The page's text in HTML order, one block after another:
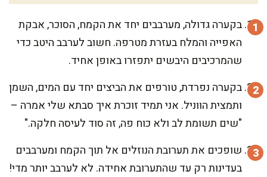
בקערה גדולה, מערבבים יחד את הקמח, הסוכר, אבקת
האפייה והמלח בעזרת מטרפה. חשוב לערבב היטב כדי
שהמרכיבים היבשים יתפזרו באופן אחיד.
בקערה נפרדת, טורפים את הביצים יחד עם המים, השמן
ותמצית הווניל. אני תמיד זוכרת איך סבתא שלי אמרה –
"שים תשומת לב ולא כוח פה, זה סוד לעיסה חלקה."
שופכים את תערובת הנוזלים אל תוך הקמח ומערבבים
בעדינות רק עד שהתערובת אחידה. לא לערבב יותר מדי!